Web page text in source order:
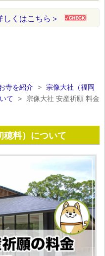
くはこちら＞
寺を紹介 > 宗像大社（福岡
て
> 宗像大社 安産祈願 料金
穂料）について